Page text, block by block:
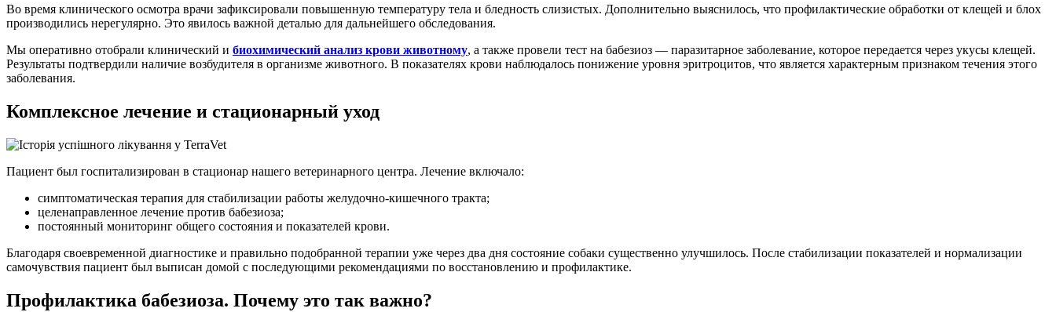
Во время клинического осмотра врачи зафиксировали повышенную температуру тела и бледность слизистых. Дополнительно выяснилось, что профилактические обработки от клещей и блох
производились нерегулярно. Это явилось важной деталью для дальнейшего обследования.
Мы оперативно отобрали клинический и биохимический анализ крови животному, а также провели тест на бабезиоз — паразитарное заболевание, которое передается через укусы клещей.
Результаты подтвердили наличие возбудителя в организме животного. В показателях крови наблюдалось понижение уровня эритроцитов, что является характерным признаком течения этого
заболевания.
Комплексное лечение и стационарный уход
Пациент был госпитализирован в стационар нашего ветеринарного центра. Лечение включало:
симптоматическая терапия для стабилизации работы желудочно-кишечного тракта;
целенаправленное лечение против бабезиоза;
постоянный мониторинг общего состояния и показателей крови.
Благодаря своевременной диагностике и правильно подобранной терапии уже через два дня состояние собаки существенно улучшилось. После стабилизации показателей и нормализации
самочувствия пациент был выписан домой с последующими рекомендациями по восстановлению и профилактике.
Профилактика бабезиоза. Почему это так важно?